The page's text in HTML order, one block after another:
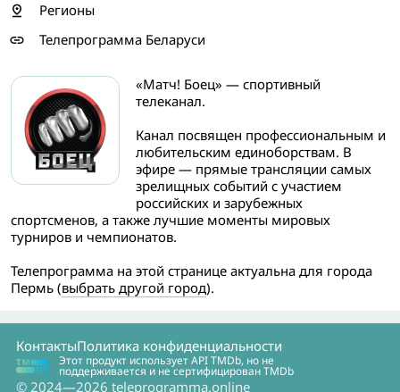
Регионы
Телепрограмма Беларуси
«Матч! Боец» — спортивный
телеканал.
Канал посвящен профессиональным и
любительским единоборствам. В
эфире — прямые трансляции самых
зрелищных событий с участием
российских и зарубежных
спортсменов, а также лучшие моменты мировых
турниров и чемпионатов.
Телепрограмма на этой странице актуальна для города
Пермь (выбрать другой город).
КонтактыПолитика конфиденциальности
Этот продукт использует API TMDb, но не
поддерживается и не сертифицирован TMDb
© 2024—2026 teleprogramma.online